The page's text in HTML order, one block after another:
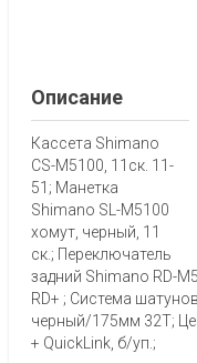
Описание
Кассета Shimano
CS-M5100, 11ск. 11-
51; Манетка
Shimano SL-M5100
хомут, черный, 11
ск.; Переключатель
задний Shimano RD-
RD+ ; Система
черный/175мм 32T;
+ QuickLink, б/уп.;